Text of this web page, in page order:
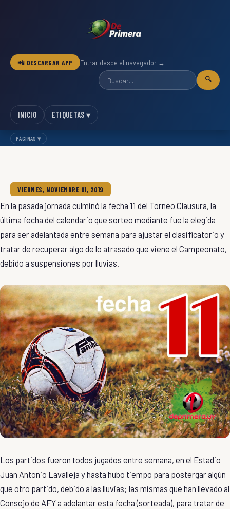
📲 DESCARGAR APP Entrar desde el navegador →
🔍
INICIO ETIQUETAS ▾
PÁGINAS ▾
VIERNES, NOVIEMBRE 01, 2019
En la pasada jornada culminó la fecha 11 del Torneo Clausura, la
última fecha del calendario que sorteo mediante fue la elegida
para ser adelantada entre semana para ajustar el clasificatorio y
tratar de recuperar algo de lo atrasado que viene el Campeonato,
debido a suspensiones por lluvias.
Los partidos fueron todos jugados entre semana, en el Estadio
Juan Antonio Lavalleja y hasta hubo tiempo para postergar algún
que otro partido, debido a las lluvias; las mismas que han llevado al
Consejo de AFY a adelantar esta fecha (sorteada), para tratar de